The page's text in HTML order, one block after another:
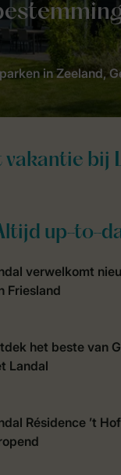
in Zeeland,
up-to-
verwelkomt
Friesland
het beste van
Landal
Résidence ’t